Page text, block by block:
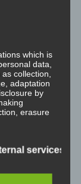
which is
data,
collection,
adaptation
by
erasure
services